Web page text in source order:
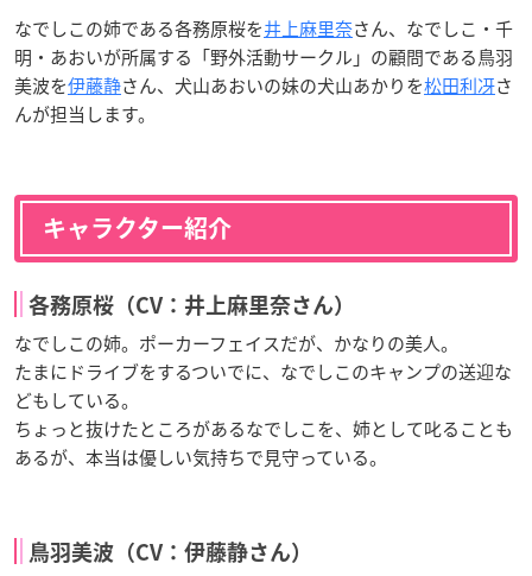
なでしこの姉である各務原桜を井上麻里奈さん、なでしこ・千
明・あおいが所属する「野外活動サークル」の顧問である鳥羽
美波を伊藤静さん、犬山あおいの妹の犬山あかりを松田利冴さ
んが担当します。
キャラクター紹介
各務原桜（CV：井上麻里奈さん）
なでしこの姉。ポーカーフェイスだが、かなりの美人。
たまにドライブをするついでに、なでしこのキャンプの送迎な
どもしている。
ちょっと抜けたところがあるなでしこを、姉として叱ることも
あるが、本当は優しい気持ちで見守っている。
鳥羽美波（CV：伊藤静さん）